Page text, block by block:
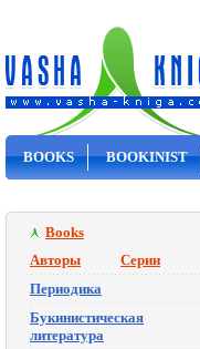
BOOKS BOOKINIST
Books
Авторы
Серии
Периодика
Букинистическая
литература